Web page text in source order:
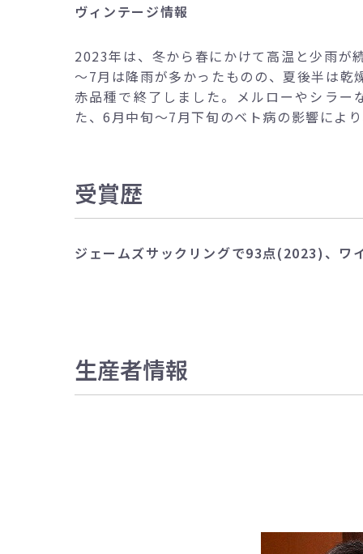
ヴィンテージ情報
2023年は、冬から春にかけて高温と少雨が
～7月は降雨が多かったものの、夏後半は
赤品種で終了しました。メルローやシラ
た、6月中旬～7月下旬のベト病の影響によ
受賞歴
ジェームズサックリングで93点(2023)、
生産者情報